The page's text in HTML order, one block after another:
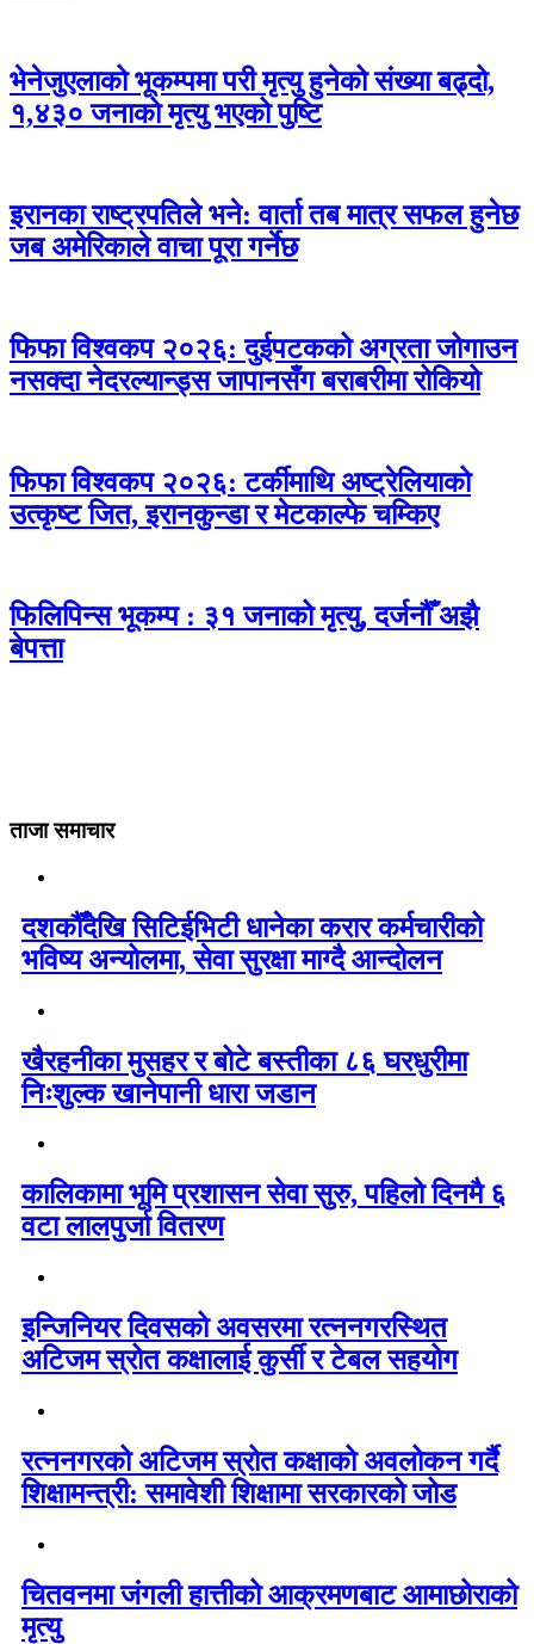
भेनेजुएलाको भूकम्पमा परी मृत्यु हुनेको संख्या बढ्दो,
१,४३० जनाको मृत्यु भएको पुष्टि
इरानका राष्ट्रपतिले भने: वार्ता तब मात्र सफल हुनेछ
जब अमेरिकाले वाचा पूरा गर्नेछ
फिफा विश्वकप २०२६: दुईपटकको अग्रता जोगाउन
नसक्दा नेदरल्यान्ड्स जापानसँग बराबरीमा रोकियो
फिफा विश्वकप २०२६: टर्कीमाथि अष्ट्रेलियाको
उत्कृष्ट जित, इरानकुन्डा र मेटकाल्फे चम्किए
फिलिपिन्स भूकम्प : ३१ जनाको मृत्यु, दर्जनौँ अझै
बेपत्ता
ताजा समाचार
दशकौँदेखि सिटिईभिटी धानेका करार कर्मचारीको
भविष्य अन्योलमा, सेवा सुरक्षा माग्दै आन्दोलन
खैरहनीका मुसहर र बोटे बस्तीका ८६ घरधुरीमा
निःशुल्क खानेपानी धारा जडान
कालिकामा भूमि प्रशासन सेवा सुरु, पहिलो दिनमै ६
वटा लालपुर्जा वितरण
इन्जिनियर दिवसको अवसरमा रत्ननगरस्थित
अटिजम स्रोत कक्षालाई कुर्सी र टेबल सहयोग
रत्ननगरको अटिजम स्रोत कक्षाको अवलोकन गर्दै
शिक्षामन्त्री: समावेशी शिक्षामा सरकारको जोड
चितवनमा जंगली हात्तीको आक्रमणबाट आमाछोराको
मृत्यु